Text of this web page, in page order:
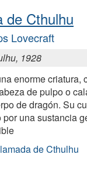
de Cthulhu
Lovecraft
1928
enorme criatura,
de pulpo o
de dragón. Su
por una sustancia
de Cthulhu